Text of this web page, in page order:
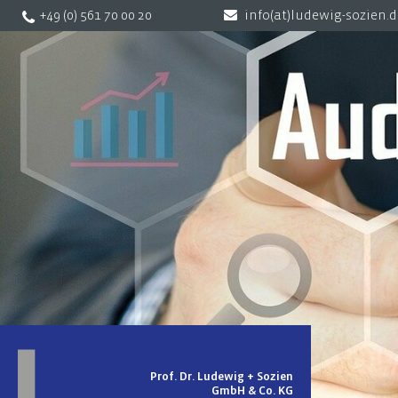
Prof. Dr. Ludewig + Sozien
GmbH & Co. KG
+49 (0) 561 70 00 20 info(at)ludewig-